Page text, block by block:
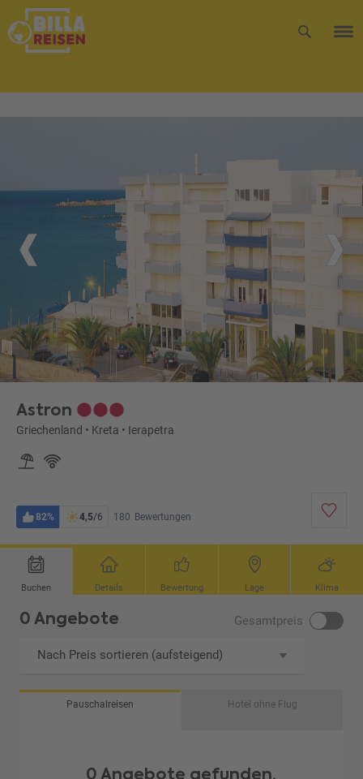
Astron
Griechenland • Kreta • Ierapetra
82% 4,5/6 180 Bewertungen
Buchen Details Bewertung Lage Klima
0 Angebote Gesamtpreis
Nach Preis sortieren (aufsteigend)
Pauschalreisen Hotel ohne Flug
0 Angebote gefunden.